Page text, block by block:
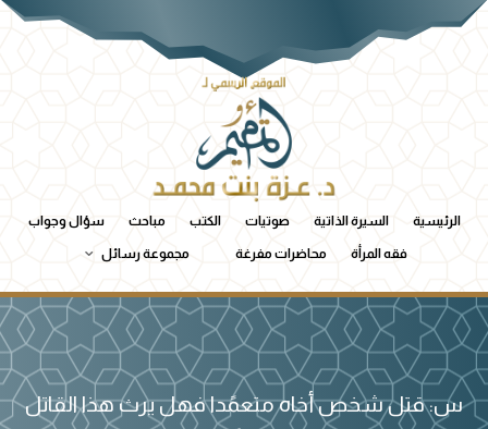
الرئيسية السيرة الذاتية صوتيات الكتب مباحث سؤال وجواب
فقه المرأة محاضرات مفرغة مجموعة رسائل
س: قتل شخص أخاه متعمًدا فهل يرث هذا القاتل